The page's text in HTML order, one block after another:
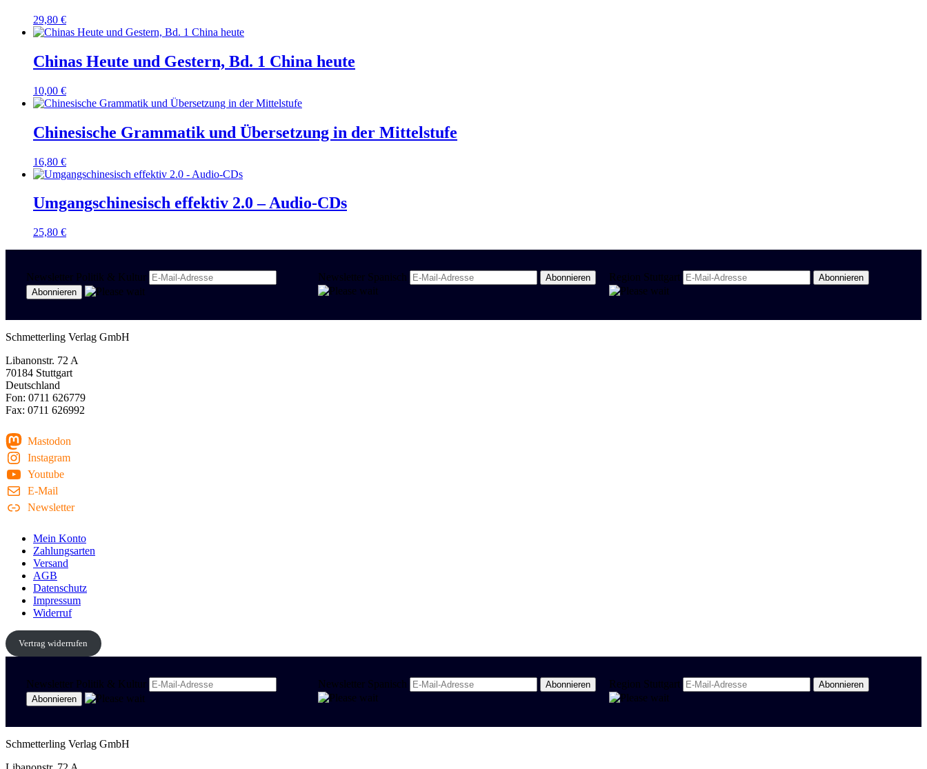
29,80 €
Chinas Heute und Gestern, Bd. 1 China heute
10,00 €
Chinesische Grammatik und Übersetzung in der Mittelstufe
16,80 €
Umgangschinesisch effektiv 2.0 – Audio-CDs
25,80 €
Newsletter Politik & Kultur Newsletter Spanisch Region Stuttgart
Schmetterling Verlag GmbH
Libanonstr. 72 A
70184 Stuttgart
Deutschland
Fon: 0711 626779
Fax: 0711 626992
Mastodon
Instagram
Youtube
E-Mail
Newsletter
Mein Konto
Zahlungsarten
Versand
AGB
Datenschutz
Impressum
Widerruf
Vertrag widerrufen
Newsletter Politik & Kultur Newsletter Spanisch Region Stuttgart
Schmetterling Verlag GmbH